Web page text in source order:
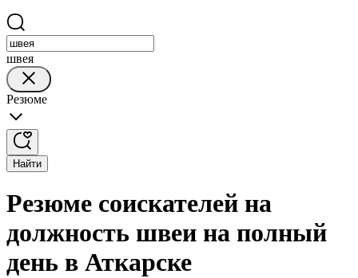
швея
Резюме
Найти
Резюме соискателей на
должность швеи на полный
день в Аткарске